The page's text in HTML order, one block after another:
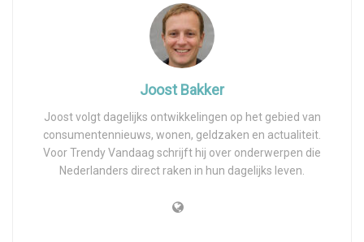
Joost Bakker
Joost volgt dagelijks ontwikkelingen op het gebied van
consumentennieuws, wonen, geldzaken en actualiteit.
Voor Trendy Vandaag schrijft hij over onderwerpen die
Nederlanders direct raken in hun dagelijks leven.